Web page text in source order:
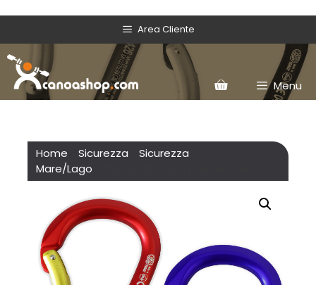
Area Cliente
Menu
Home Sicurezza
Sicurezza
Mare/Lago